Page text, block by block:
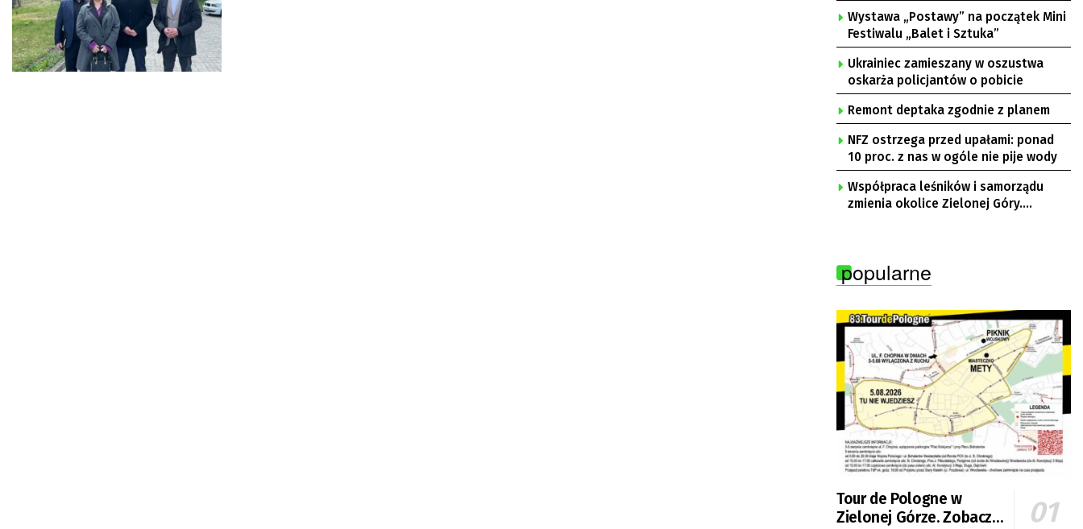
Wystawa „Postawy” na początek Mini
Festiwalu „Balet i Sztuka”
Ukrainiec zamieszany w oszustwa
oskarża policjantów o pobicie
Remont deptaka zgodnie z planem
NFZ ostrzega przed upałami: ponad
10 proc. z nas w ogóle nie pije wody
Współpraca leśników i samorządu
zmienia okolice Zielonej Góry.
popularne
Tour de Pologne w
Zielonej Górze. Zobacz